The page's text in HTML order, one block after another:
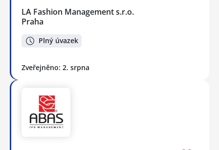
LA Fashion Management s.r.o.
Praha
Plný úvazek
Zveřejněno: 2. srpna